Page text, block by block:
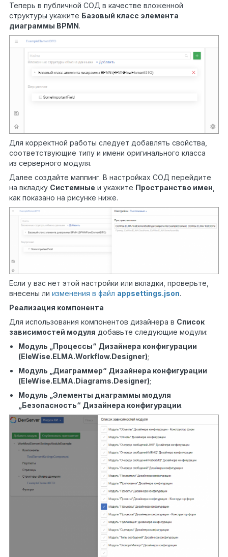
Теперь в публичной СОД в качестве вложенной
структуры укажите Базовый класс элемента
диаграммы BPMN.
Для корректной работы следует добавлять свойства,
соответствующие типу и имени оригинального класса
из серверного модуля.
Далее создайте маппинг. В настройках СОД перейдите
на вкладку Системные и укажите Пространство имен
как показано на рисунке ниже.
Если у вас нет этой настройки или вкладки, проверьте,
внесены ли изменения в файл appsettings.json.
Реализация компонента
Для использования компонентов дизайнера в Список
зависимостей модуля добавьте следующие модули:
Модуль „Процессы“ Дизайнера конфигурации
(EleWise.ELMA.Workflow.Designer);
Модуль „Диаграммер“ Дизайнера конфигурации
(EleWise.ELMA.Diagrams.Designer);
Модуль „Элементы диаграммы модуля
„Безопасность“ Дизайнера конфигурации.